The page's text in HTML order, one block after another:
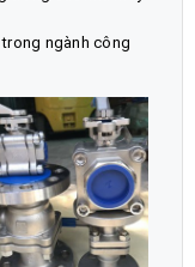
ngành công